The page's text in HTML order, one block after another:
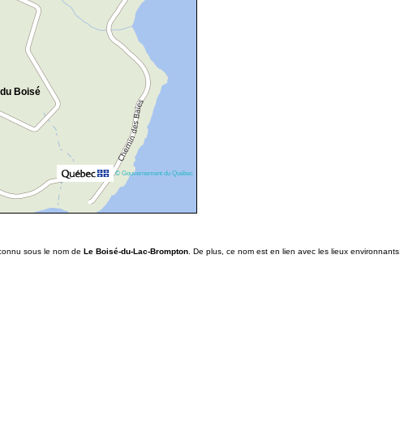
Boisé
© Gouvernement du Québec
sous le nom de Le Boisé-du-Lac-Brompton . De plus, ce nom est en lien avec les lieux environnants.